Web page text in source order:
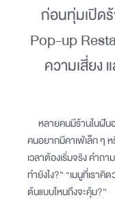
ก่อนทุ่มเปิด
Pop-up
ความเสี่ยง
หลายคนมีร้านในฝัน
คนอยากมีคาเฟ่เล็ก ๆ
เวลาต้องเริ่มจริง คำ
ทำยังไง?” “เมนูที่เราคิ
ต้นแบบไหนถึงจะคุ้ม?”